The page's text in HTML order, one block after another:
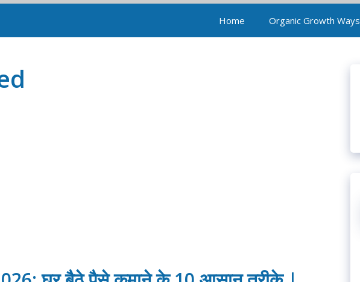
Home Organic Growth Ways